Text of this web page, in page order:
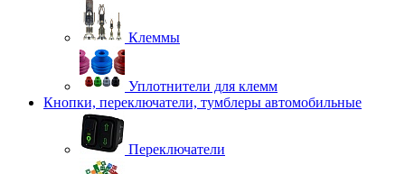
Клеммы
Уплотнители для клемм
Кнопки, переключатели, тумблеры автомобильные
Переключатели